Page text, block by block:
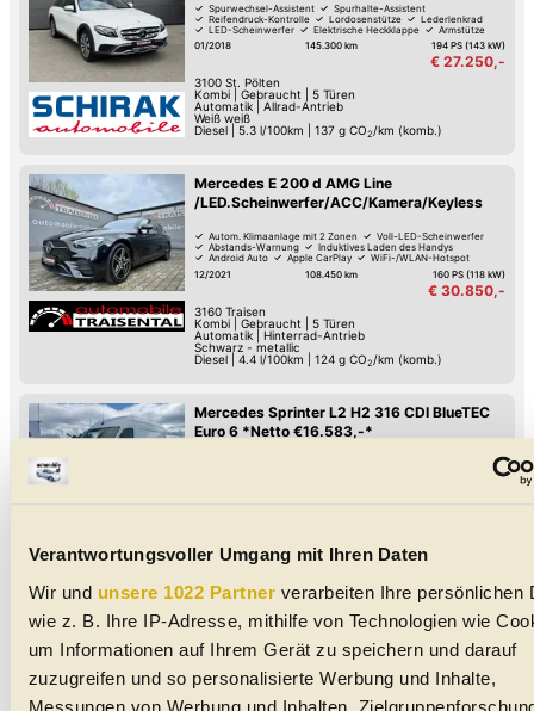
Verantwortungsvoller Umgang mit Ihren Daten
Wir und unsere 1022 Partnerverarbeiten Ihre persönlichen
wie z. B. Ihre IP-Adresse, mithilfe von Technologien wie
um Informationen auf Ihrem Gerät zu speichern und darauf
zuzugreifen und so personalisierte Werbung und Inhalte,
Messungen von Werbung und Inhalten,
Spurwechsel-Assistent
Spurhalte-Assistent
Reifendruck-Kontrolle
Lordosenstütze
Lederlenkrad
LED-Scheinwerfer
Elektrische Heckklappe
Armstütze
01/2018
145.300 km 194 PS (143 kW)
€ 27.250,-
3100 St. Pölten
Kombi| Gebraucht
5 Türen
Automatik| Allrad-Antrieb
Weiß weiß
Diesel
5.3 l/100km 137 g CO2 /km (komb.)
Mercedes E 200 d AMG Line
/LED.Scheinwerfer/ACC/Kamera/Keyless
Autom. Klimaanlage mit 2 Zonen
Voll-LED-Scheinwerfer
Abstands-Warnung
Induktives Laden des Handys
Android Auto
Apple CarPlay
WiFi-/WLAN-Hotspot
12/2021 108.450 km 160 PS (118 kW)
€ 30.850,-
3160 Traisen
Kombi| Gebraucht
5 Türen
Automatik| Hinterrad-Antrieb
Schwarz - metallic
Diesel
4.4 l/100km 124 g CO2 /km (komb.)
Mercedes Sprinter L2 H2 316 CDI BlueTEC
Euro 6 *Netto €16.583,-*
Van/Kleinbus|Gebraucht| 4 Türen
Schaltgetriebe|Hinterrad-Antrieb
Diesel
Mercedes GLK 220 CDI 4Matic BlueEfficie
Fernlicht-Assistent USB
Spurwechsel-Assistent
Schaltwippen
Reifendruck-Kontrolle
Lederlenkrad